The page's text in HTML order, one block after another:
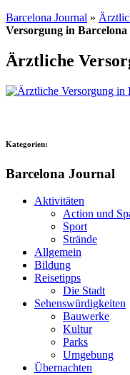
Barcelona Journal »
Versorgung in Barcelona
Ärztliche
Kategorien:
Barcelona Journal
Aktivitäten
Action und
Sport
Strände
Allgemein
Bildung
Reisetipps
Die Stadt
Sehenswürdigkeiten
Bauwerke
Kultur
Parks
Umgebung
Übernachten